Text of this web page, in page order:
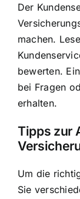
Der
machen.
bewerten.
bei Fragen
erhalten.
Tipps zur
Um die
Sie